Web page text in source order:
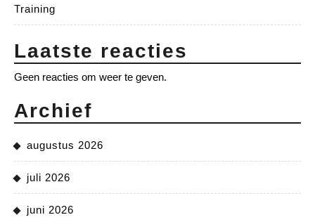
Training
Laatste reacties
Geen reacties om weer te geven.
Archief
augustus 2026
juli 2026
juni 2026